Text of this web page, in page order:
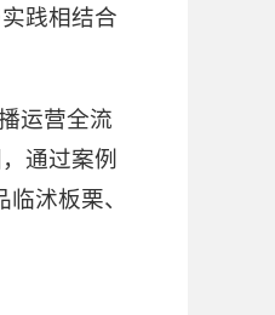
践相结合
运营全流
通过案例
沭板栗、